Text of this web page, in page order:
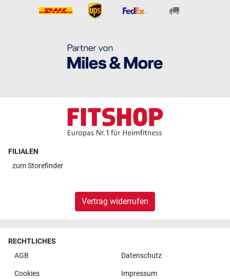
FILIALEN
zumStorefinder
Vertrag widerrufen
RECHTLICHES
AGB
Datenschutz
Cookies Impressum